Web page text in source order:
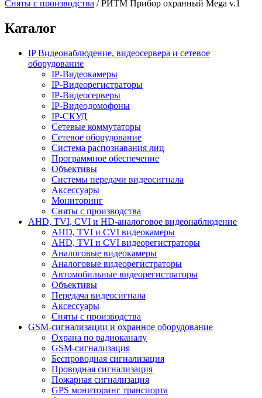
Сняты с производства /РИТМ Прибор охранный Mega v.1
Каталог
IP Видеонаблюдение, видеосервера и сетевое
оборудование
IP-Видеокамеры
IP-Видеорегистраторы
IP-Видеосерверы
IP-Видеодомофоны
IP-СКУД
Сетевые коммутаторы
Сетевое оборудование
Система распознавания лиц
Программное обеспечение
Объективы
Системы передачи видеосигнала
Аксессуары
Мониторинг
Сняты с производства
AHD, TVI, CVI и HD-аналоговое видеонаблюдение
AHD, TVI и CVI видеокамеры
AHD, TVI и CVI видеорегистраторы
Аналоговые видеокамеры
Аналоговые видеорегистраторы
Автомобильные видеорегистраторы
Объективы
Передача видеосигнала
Аксессуары
Сняты с производства
GSM-сигнализации и охранное оборудование
Охрана по радиоканалу
GSM-сигнализация
Беспроводная сигнализация
Проводная сигнализация
Пожарная сигнализация
GPS мониторинг транспорта